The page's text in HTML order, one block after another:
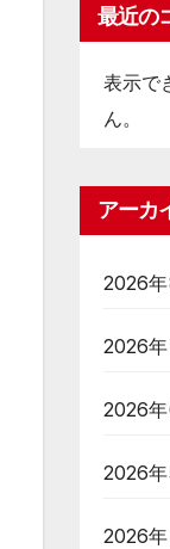
最近の
表示で
ん。
アーカ
2026
2026
2026
2026年
2026